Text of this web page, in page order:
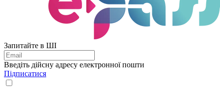
Запитайте в ШІ
Введіть дійсну адресу електронної пошти
Підписатися